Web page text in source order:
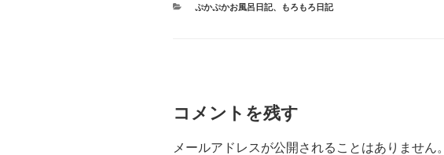
カ
ぷかぷかお風呂日記、 もろもろ日記
コメントを残す
メールアドレスが公開されることはありません。